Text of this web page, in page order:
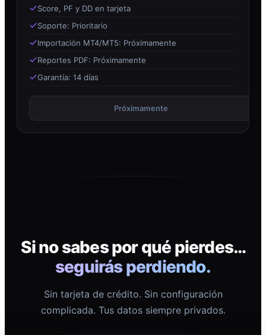
Score, PF y DD en tarjeta
Soporte: Prioritario
Importación MT4/MT5: Próximamente
Reportes PDF: Próximamente
Garantía: 14 días
Próximamente
Si no sabes por qué pierdes…
seguirás perdiendo.
Sin tarjeta de crédito. Sin configuración
complicada. Tus datos siempre privados.